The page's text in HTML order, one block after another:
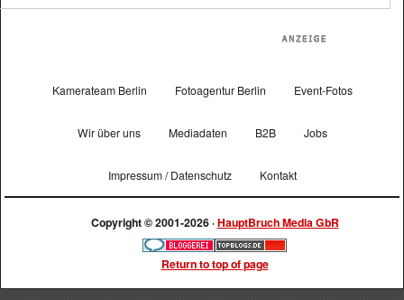
Kamerateam Berlin Fotoagentur Berlin Event-Fotos
Wir über uns Mediadaten B2B Jobs
Impressum / Datenschutz Kontakt
Copyright © 2001-2026 ·HauptBruch Media GbR
Return to top of page